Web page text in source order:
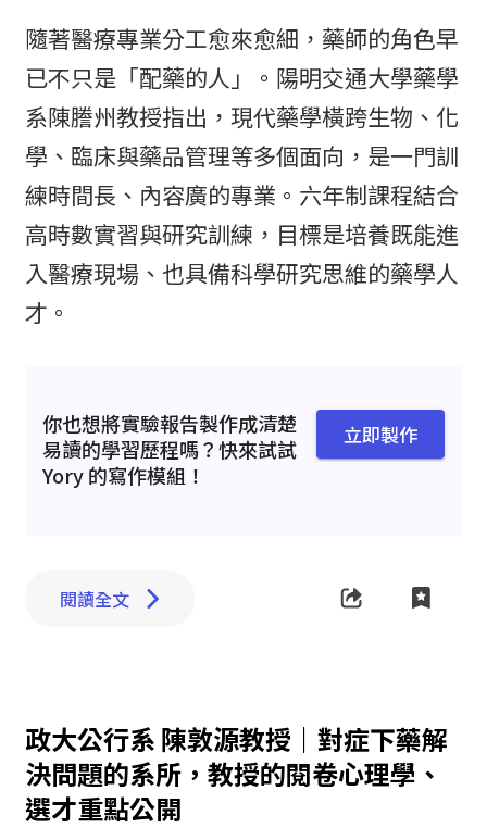
隨著醫療專業分工愈來愈細，藥師的角色早
已不只是「配藥的人」。陽明交通大學藥學
系陳謄州教授指出，現代藥學橫跨生物、化
學、臨床與藥品管理等多個面向，是一門訓
練時間長、內容廣的專業。六年制課程結合
高時數實習與研究訓練，目標是培養既能進
入醫療現場、也具備科學研究思維的藥學人
才。
你也想將實驗報告製作成清楚
易讀的學習歷程嗎？快來試試
Yory 的寫作模組！
立即製作
閱讀全文
政大公行系 陳敦源教授｜對症下藥解
決問題的系所，教授的閱卷心理學、
選才重點公開